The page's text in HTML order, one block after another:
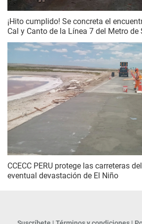
¡Hito cumplido! Se concreta el
Cal y Canto de la Línea 7 del Metro de
CCECC PERU protege las carreteras
eventual devastación de El Niño